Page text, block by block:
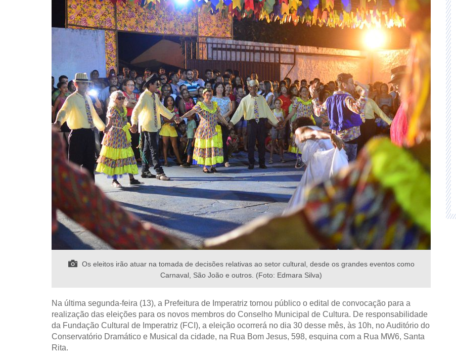
Os eleitos irão atuar na tomada de decisões relativas ao setor cultural, desde os grandes eventos como
Carnaval, São João e outros. (Foto: Edmara Silva)
Na última segunda-feira (13), a Prefeitura de Imperatriz tornou público o edital de convocação para a
realização das eleições para os novos membros do Conselho Municipal de Cultura. De responsabilidade
da Fundação Cultural de Imperatriz (FCI), a eleição ocorrerá no dia 30 desse mês, às 10h, no Auditório do
Conservatório Dramático e Musical da cidade, na Rua Bom Jesus, 598, esquina com a Rua MW6, Santa
Rita.